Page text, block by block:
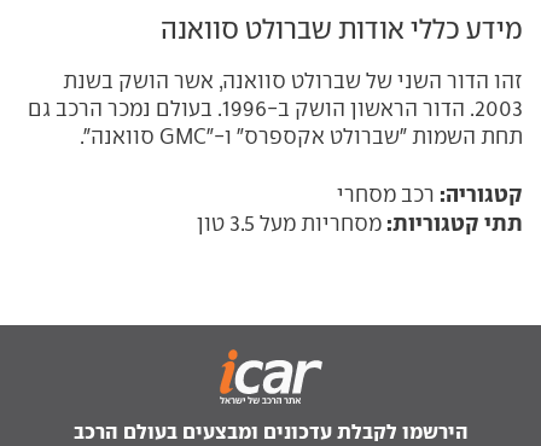
מידע כללי אודות שברולט סוואנה
זהו הדור השני של שברולט סוואנה, אשר הושק בשנת
2003. הדור הראשון הושק ב-1996. בעולם נמכר הרכב גם
תחת השמות "שברולט אקספרס" ו-"GMC סוואנה".
קטגוריה: רכב מסחרי
תתי קטגוריות: מסחריות מעל 3.5 טון
הירשמו לקבלת עדכונים ומבצעים בעולם הרכב